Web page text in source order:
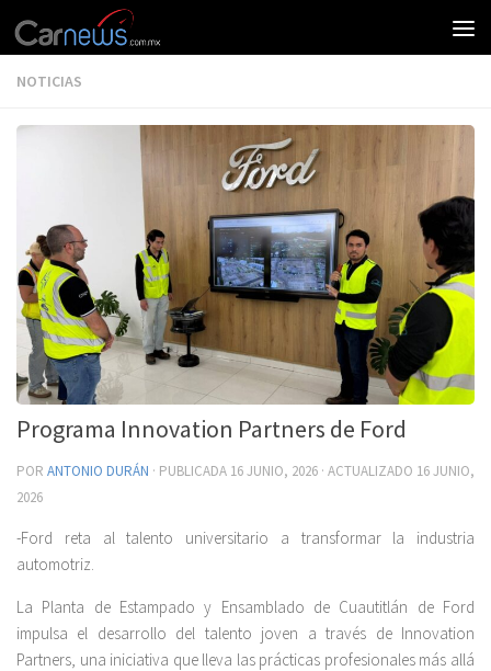
NOTICIAS
Programa Innovation Partners de Ford
POR ANTONIO DURÁN · PUBLICADA 16 JUNIO, 2026 · ACTUALIZADO 16 JUNIO,
2026
-Ford reta al talento universitario a transformar la industria
automotriz.
La Planta de Estampado y Ensamblado de Cuautitlán de Ford
impulsa el desarrollo del talento joven a través de Innovation
Partners, una iniciativa que lleva las prácticas profesionales más allá